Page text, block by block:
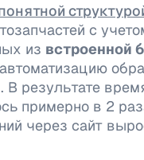
с
из встроенной
В результате
примерно в 2
через сайт